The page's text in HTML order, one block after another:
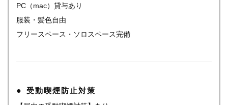
PC（mac）貸与あり
服装・髪色自由
フリースペース・ソロスペース完備
受動喫煙防止対策